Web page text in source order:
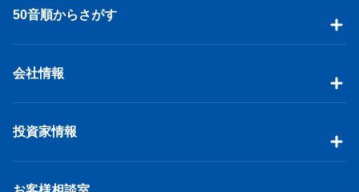
50音順からさがす
会社情報
投資家情報